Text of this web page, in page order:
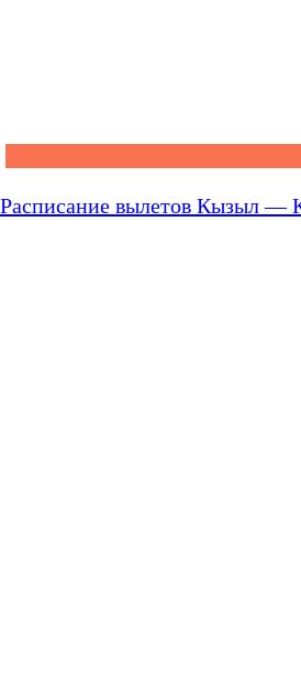
Расписание вылетов Кызыл —